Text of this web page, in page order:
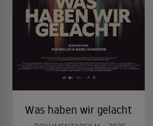
Was haben wir gelacht